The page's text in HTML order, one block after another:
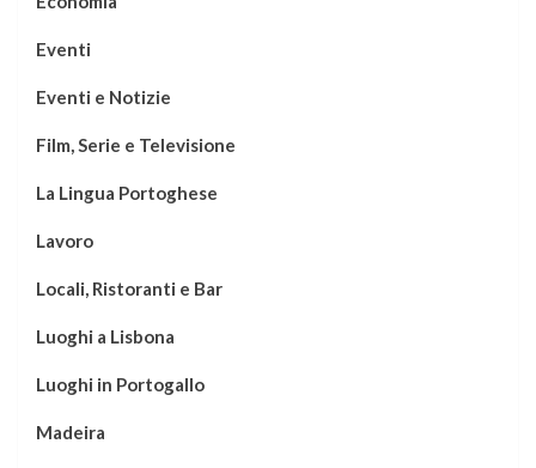
Eventi
Eventi e Notizie
Film, Serie e Televisione
La Lingua Portoghese
Lavoro
Locali, Ristoranti e Bar
Luoghi a Lisbona
Luoghi in Portogallo
Madeira